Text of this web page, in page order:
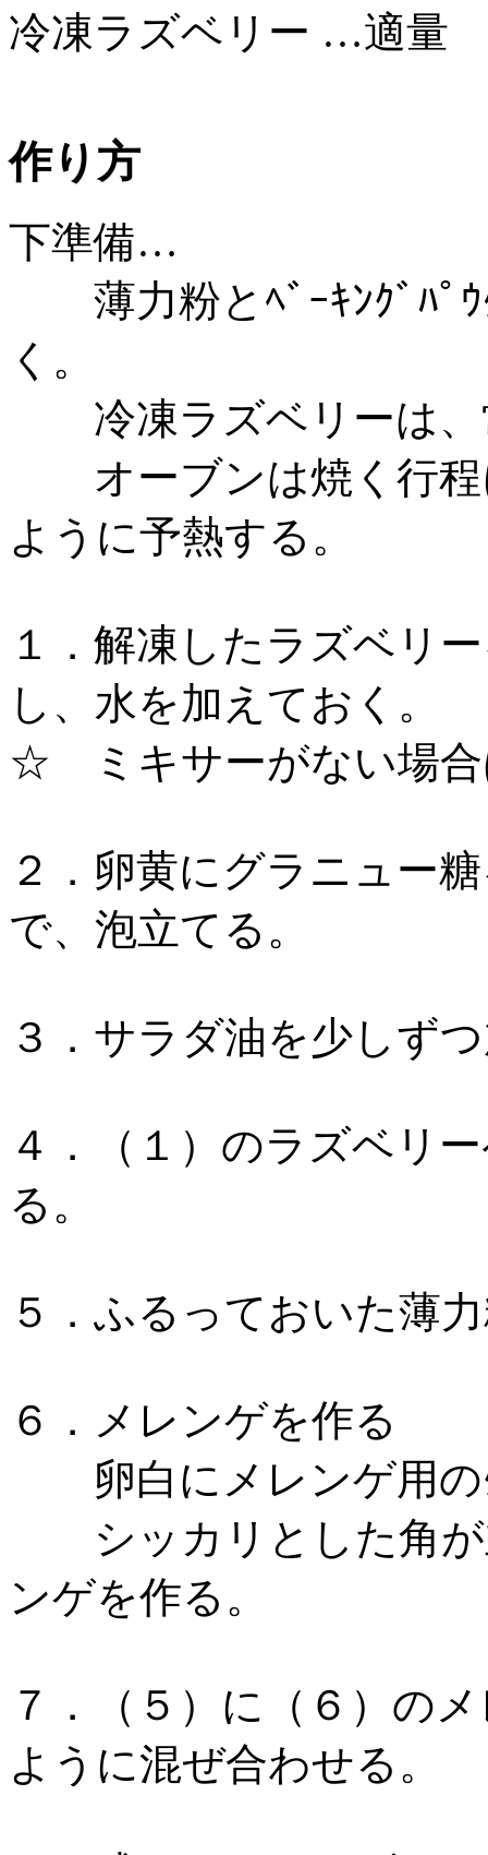
冷凍ラズベリー …適量
作り方
下準備…
薄力粉とﾍﾞｰｷﾝｸﾞﾊﾟｳ
く。
冷凍ラズベリーは、
オーブンは焼く行程
ように予熱する。
１．解凍したラズベリ
し、水を加えておく。
☆ ミキサーがない場
２．卵黄にグラニュー
で、泡立てる。
３．サラダ油を少しず
４．（１）のラズベリ
る。
５．ふるっておいた薄
６．メレンゲを作る
卵白にメレンゲ用のｸ
シッカリとした角が
ンゲを作る。
７．（５）に（６）の
ように混ぜ合わせる。